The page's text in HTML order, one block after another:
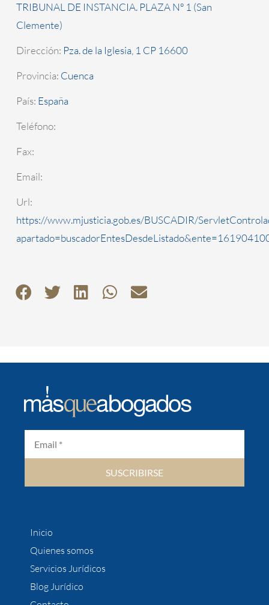
TRIBUNAL DE INSTANCIA. PLAZA Nº 1 (San
Clemente)
Dirección: Pza. de la Iglesia, 1 CP 16600
Provincia: Cuenca
País: España
Teléfono:
Fax:
Email:
Url:
https://www.mjusticia.gob.es/BUSCADIR/
SUSCRIBIRSE
Inicio
Quienes somos
Servicios Jurídicos
Blog Jurídico